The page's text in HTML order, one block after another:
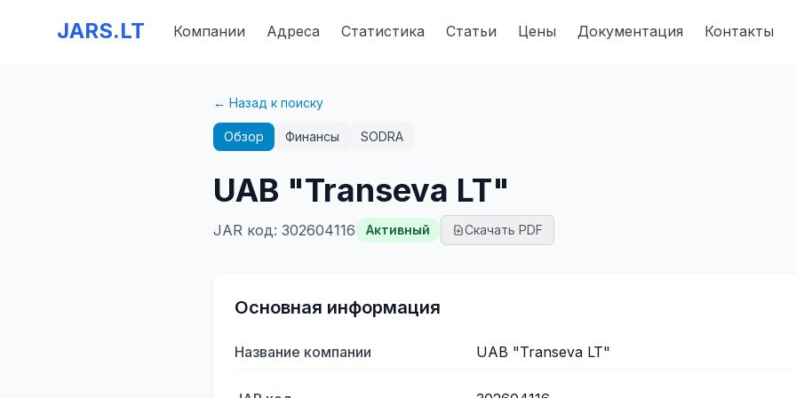
JARS.LT Компании Адреса Статистика Статьи Цены Документация Контакты
← Назад к поиску
Обзор Финансы SODRA
UAB "Transeva LT"
JAR код: 302604116 Активный Скачать PDF
Основная информация
Название компании UAB "Transeva LT"